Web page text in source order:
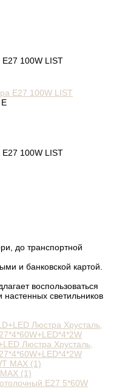
100W LIST
100W LIST
до транспортной
и банковской картой.
воспользоваться
настенных светильников
Люстра Хрусталь,
(1)